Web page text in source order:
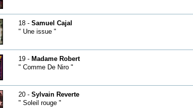
18 - Samuel Cajal
" Une issue "
19 - Madame Robert
" Comme De Niro "
20 - Sylvain Reverte
" Soleil rouge "